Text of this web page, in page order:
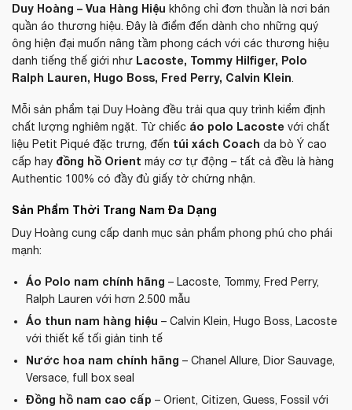
Duy Hoàng – Vua Hàng Hiệu không chỉ đơn thuần là nơi bán
quần áo thương hiệu. Đây là điểm đến dành cho những quý
ông hiện đại muốn nâng tầm phong cách với các thương hiệu
danh tiếng thế giới như Lacoste, Tommy Hilfiger, Polo
Ralph Lauren, Hugo Boss, Fred Perry, Calvin Klein.
Mỗi sản phẩm tại Duy Hoàng đều trải qua quy trình kiểm định
chất lượng nghiêm ngặt. Từ chiếc áo polo Lacoste với chất
liệu Petit Piqué đặc trưng, đến túi xách Coach da bò Ý cao
cấp hay đồng hồ Orient máy cơ tự động – tất cả đều là hàng
Authentic 100% có đầy đủ giấy tờ chứng nhận.
Sản Phẩm Thời Trang Nam Đa Dạng
Duy Hoàng cung cấp danh mục sản phẩm phong phú cho phái
mạnh:
Áo Polo nam chính hãng – Lacoste, Tommy, Fred Perry,
Ralph Lauren với hơn 2.500 mẫu
Áo thun nam hàng hiệu – Calvin Klein, Hugo Boss, Lacoste
với thiết kế tối giản tinh tế
Nước hoa nam chính hãng – Chanel Allure, Dior Sauvage,
Versace, full box seal
Đồng hồ nam cao cấp – Orient, Citizen, Guess, Fossil với